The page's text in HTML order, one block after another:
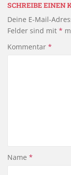
SCHREIBE EINEN
Deine E-Mail-
Felder sind mit *
Kommentar *
Name *